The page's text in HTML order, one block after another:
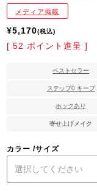
メディア掲載
¥5,170 税込
[ 52 ポイント進呈 ]
ベストセラー
ステップ0 キープ
ホックあり
寄せ上げメイク
カラー サイズ